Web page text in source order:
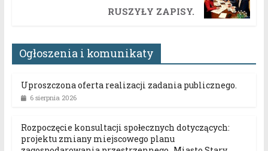
RUSZYŁY ZAPISY.
Ogłoszenia i komunikaty
Uproszczona oferta realizacji zadania publicznego.
6 sierpnia 2026
Rozpoczęcie konsultacji społecznych dotyczących:
projektu zmiany miejscowego planu